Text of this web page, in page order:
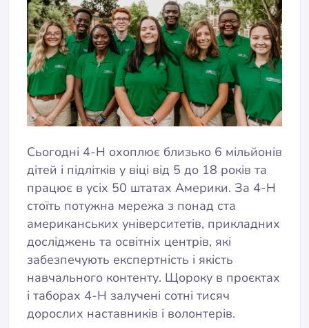
Сьогодні 4-H охоплює близько 6 мільйонів
дітей і підлітків у віці від 5 до 18 років та
працює в усіх 50 штатах Америки. За 4-H
стоїть потужна мережа з понад ста
американських університетів, прикладних
досліджень та освітніх центрів, які
забезпечують експертність і якість
навчального контенту. Щороку в проєктах
і таборах 4-H залучені сотні тисяч
дорослих наставників і волонтерів.